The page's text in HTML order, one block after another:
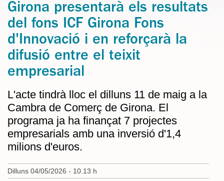
Girona presentarà els resultats
del fons ICF Girona Fons
d'Innovació i en reforçarà la
difusió entre el teixit
empresarial
L'acte tindrà lloc el dilluns 11 de maig a la
Cambra de Comerç de Girona. El
programa ja ha finançat 7 projectes
empresarials amb una inversió d'1,4
milions d'euros.
Dilluns 04/05/2026 - 10.13 h